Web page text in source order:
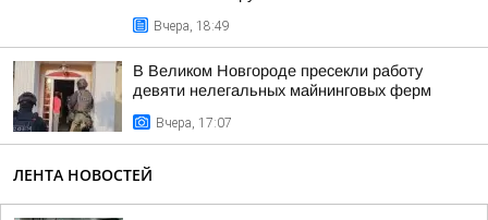
Вчера, 18:49
В Великом Новгороде пресекли работу
девяти нелегальных майнинговых ферм
Вчера, 17:07
ЛЕНТА НОВОСТЕЙ